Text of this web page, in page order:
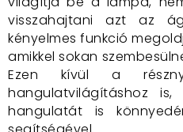
visszahajtani azt az
kényelmes funkció
amikkel sokan
Ezen kívül a
hangulatvilágításhoz
hangulatát is